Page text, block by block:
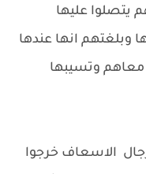
عليها
وبلغتهم انها عندها
وتسيبها
الاسعاف خرجوا